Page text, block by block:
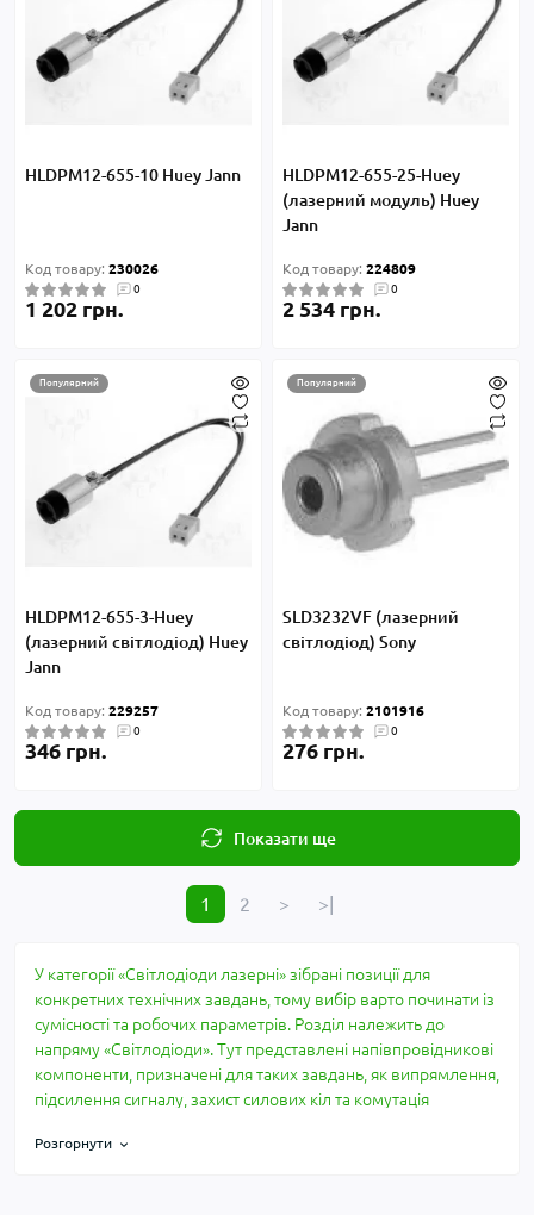
HLDPM12-655-10 Huey Jann
Код товару: 230026
0
1 202 грн.
HLDPM12-655-25-Huey
(лазерний модуль) Huey
Jann
Код товару: 224809
0
2 534 грн.
Популярний
HLDPM12-655-3-Huey
(лазерний світлодіод) Huey
Jann
Код товару: 229257
0
346 грн.
Популярний
SLD3232VF (лазерний
світлодіод) Sony
Код товару: 2101916
0
276 грн.
Показати ще
1 2 > >|
У категорії «Світлодіоди лазерні» зібрані позиції для
конкретних технічних завдань, тому вибір варто починати із
сумісності та робочих параметрів. Розділ належить до
напряму «Світлодіоди». Тут представлені напівпровідникові
компоненти, призначені для таких завдань, як випрямлення,
підсилення сигналу, захист силових кіл та комутація
параметрами: що перевірити до купівлі, які характеристики
Розгорнути